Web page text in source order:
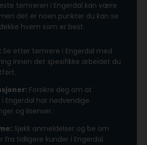
tømreren i Engerdal kan være
det er noen punkter du kan se
hvem som er best:
Se etter tømrere i Engerdal med
innen det spesifikke arbeidet du
Forsikre deg om at
Engerdal har nødvendige
og lisenser.
Sjekk anmeldelser og be om
fra tidligere kunder i Engerdal.